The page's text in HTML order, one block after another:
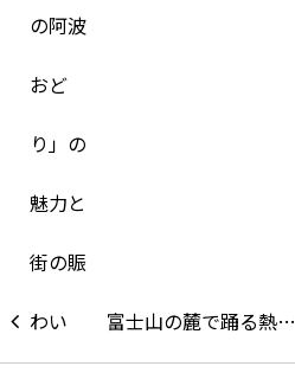
富士山の麓で踊る熱…